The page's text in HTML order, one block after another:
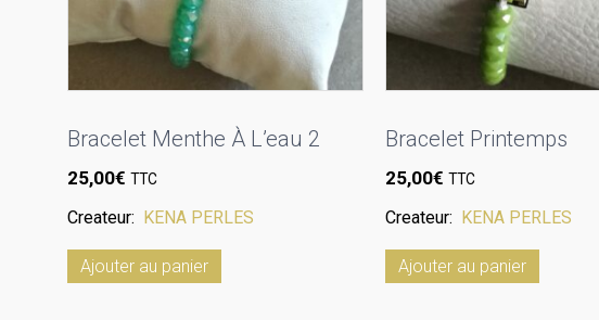
Bracelet Menthe À L’eau 2
25,00€ TTC
Createur: KENA PERLES
Ajouter au panier
Bracelet Printemps
25,00€ TTC
Createur: KENA PERLES
Ajouter au panier